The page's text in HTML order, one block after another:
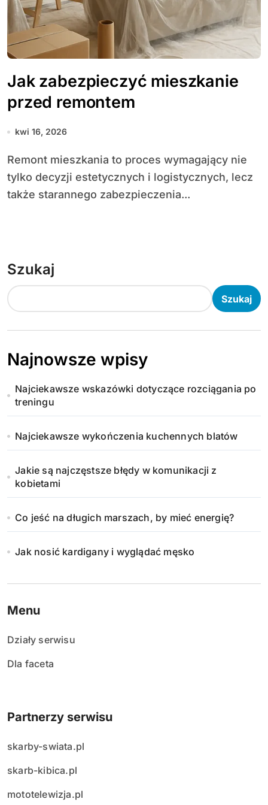
Jak zabezpieczyć mieszkanie
przed remontem
kwi 16, 2026
Remont mieszkania to proces wymagający nie
tylko decyzji estetycznych i logistycznych, lecz
także starannego zabezpieczenia...
Szukaj
Szukaj
Najnowsze wpisy
Najciekawsze wskazówki dotyczące rozciągania po
treningu
Najciekawsze wykończenia kuchennych blatów
Jakie są najczęstsze błędy w komunikacji z
kobietami
Co jeść na długich marszach, by mieć energię?
Jak nosić kardigany i wyglądać męsko
Menu
Działy serwisu
Dla faceta
Partnerzy serwisu
skarby-swiata.pl
skarb-kibica.pl
mototelewizja.pl